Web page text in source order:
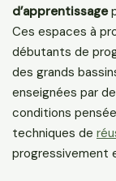
d’apprentissage
Ces espaces à
débutants de
des grands
enseignées par
conditions
techniques de
progressivement